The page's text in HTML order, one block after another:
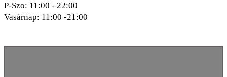
P-Szo: 11:00 - 22:00
Vasárnap: 11:00 -21:00